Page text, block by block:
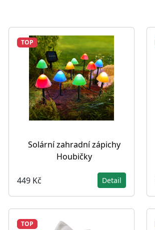
TOP
Solární zahradní zápichy
Houbičky
449 Kč Detail
TOP